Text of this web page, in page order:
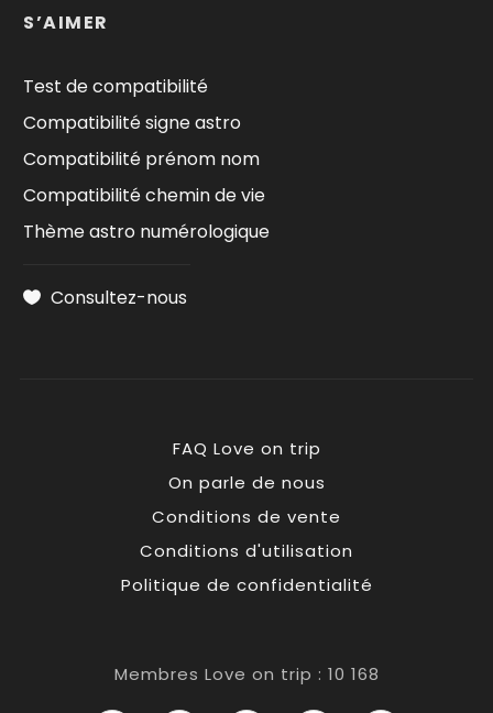
S’AIMER
Test de compatibilité
Compatibilité signe astro
Compatibilité prénom nom
Compatibilité chemin de vie
Thème astro numérologique
Consultez-nous
FAQ Love on trip
On parle de nous
Conditions de vente
Conditions d'utilisation
Politique de confidentialité
Membres Love on trip : 10 168